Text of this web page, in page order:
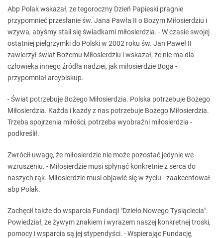
Abp Polak wskazał, ze tegoroczny Dzień Papieski pragnie
przypomnieć przesłanie św. Jana Pawła II o Bożym Miłosierdziu i
wzywa, abyśmy stali się świadkami miłosierdzia. - W czasie swojej
ostatniej pielgrzymki do Polski w 2002 roku św. Jan Paweł II
zawierzył świat Bożemu Miłosierdziu i wskazał, że nie ma dla
człowieka innego źródła nadziei, jak miłosierdzie Boga -
przypomniał arcybiskup.
- Świat potrzebuje Bożego Miłosierdzia. Polska potrzebuje Bożego
Miłosierdzia. Każda i każdy z nas potrzebuje Bożego Miłosierdzia.
Trzeba spojrzenia miłości, potrzeba wyobraźni miłosierdzia -
podkreślił.
Zwrócił uwagę, że miłosierdzie nie może pozostać jedynie we
wzruszeniu. - Miłosierdzie musi spłynąć konkretnie z serca do
naszych rąk. Miłosierdzie musi objawić się w życiu - zaakcentował
abp Polak.
Zachęcił także do wsparcia Fundacji "Dzieło Nowego Tysiąclecia".
Powiedział, że żywym znakiem i wyrazem naszej konkretnej troski,
pomocy i wsparcia są jej stypendyści. - Wspierając Fundację,